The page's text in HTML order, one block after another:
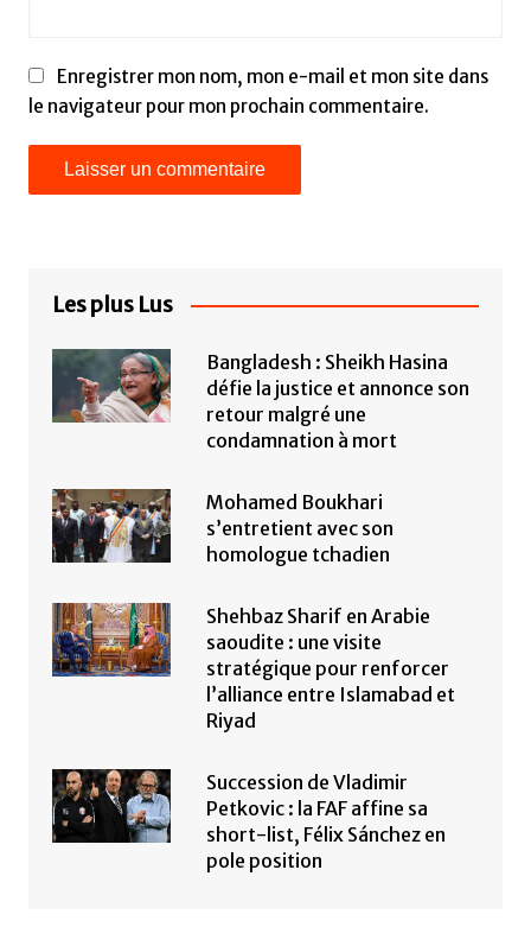
Enregistrer mon nom, mon e-mail et mon site dans
le navigateur pour mon prochain commentaire.
Les plus Lus
Bangladesh : Sheikh Hasina
défie la justice et annonce son
retour malgré une
condamnation à mort
Mohamed Boukhari
s’entretient avec son
homologue tchadien
Shehbaz Sharif en Arabie
saoudite : une visite
stratégique pour renforcer
l’alliance entre Islamabad et
Riyad
Succession de Vladimir
Petkovic : la FAF affine sa
short-list, Félix Sánchez en
pole position